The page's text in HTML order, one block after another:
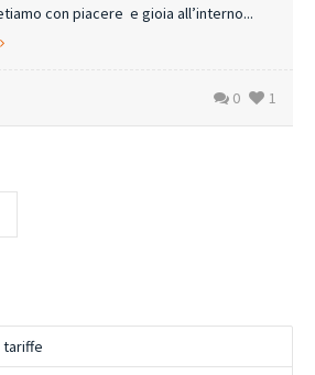
con piacere e gioia all’interno...
0 1
tariffe